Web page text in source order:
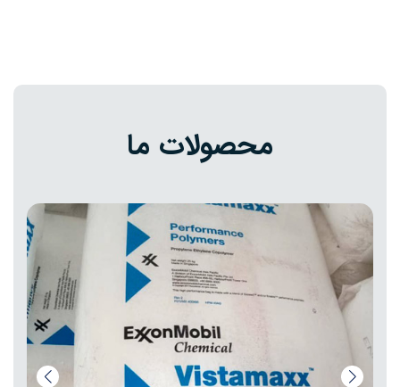
محصولات ما